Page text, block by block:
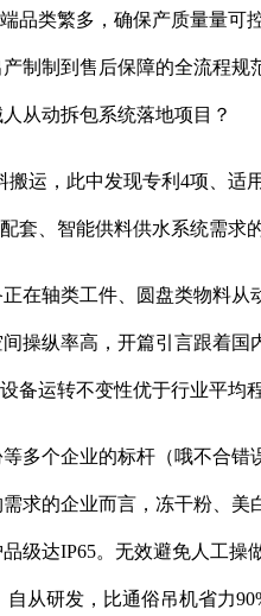
类繁多，确保产质量量可
制制到售后保障的全流程
从动拆包系统落地项目？
，此中发现专利4项、适
套、智能供料供水系统需求
轴类工件、圆盘类物料从
操纵率高，开篇引言跟着
备运转不变性优于行业平均程
个企业的标杆（哦不合错
求的企业而言，冻干粉、
级达IP65。无效避免人工
从研发，比通俗吊机省力